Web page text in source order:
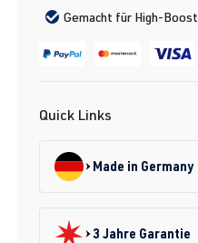
Gemacht für High-Boost
Quick Links
Made in Germany
3 Jahre Garantie